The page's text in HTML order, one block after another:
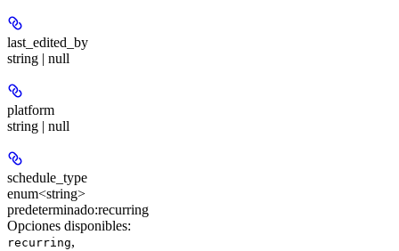
last_edited_by
string | null
platform
string | null
schedule_type
enum<string>
predeterminado:recurring
Opciones disponibles:
recurring,